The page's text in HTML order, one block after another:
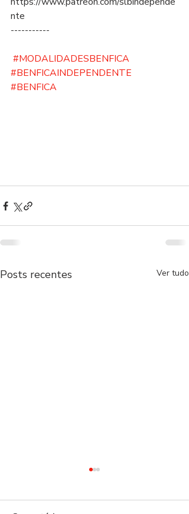
nte
-----------
#MODALIDADESBENFICA
#BENFICAINDEPENDENTE
#BENFICA
Posts recentes Ver tudo